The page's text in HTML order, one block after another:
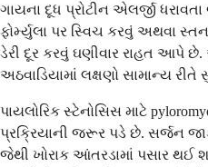
ગાયના દૂધ પ્રોટીન એલર્જી ધરાવતા
ફોર્મ્યુલા પર સ્વિચ કરવું અથવા
ડેરી દૂર કરવું ઘણીવાર રાહત આપે
અઠવાડિયામાં લક્ષણો સામાન્ય રીતે
પાયલોરિક સ્ટેનોસિસ માટે
પ્રક્રિયાની જરૂર પડે છે. સર્જન
જેથી ખોરાક આંતરડામાં પસાર થઈ